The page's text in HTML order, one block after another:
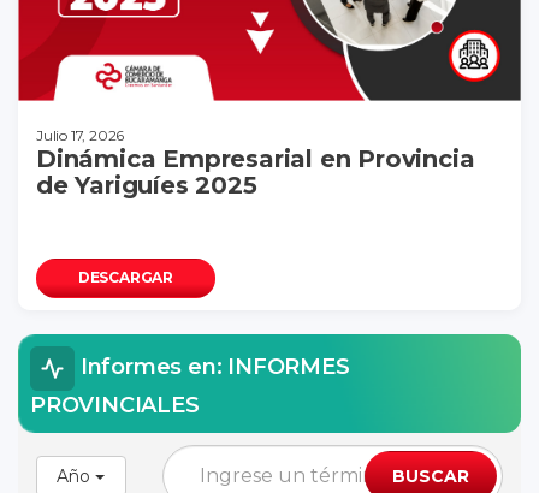
Julio 17, 2026
Dinámica Empresarial en Provincia
de Yariguíes 2025
DESCARGAR
Informes en: INFORMES
PROVINCIALES
Año BUSCAR